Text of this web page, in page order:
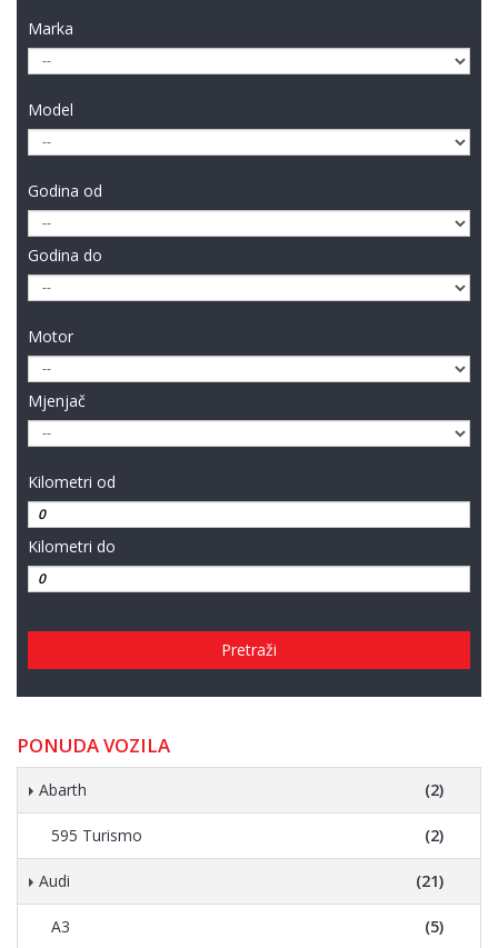
Marka
Model
Godina od
Godina do
Motor
Mjenjač
Kilometri od
Kilometri do
Pretraži
PONUDA VOZILA
Abarth (2)
595 Turismo (2)
Audi (21)
A3 (5)